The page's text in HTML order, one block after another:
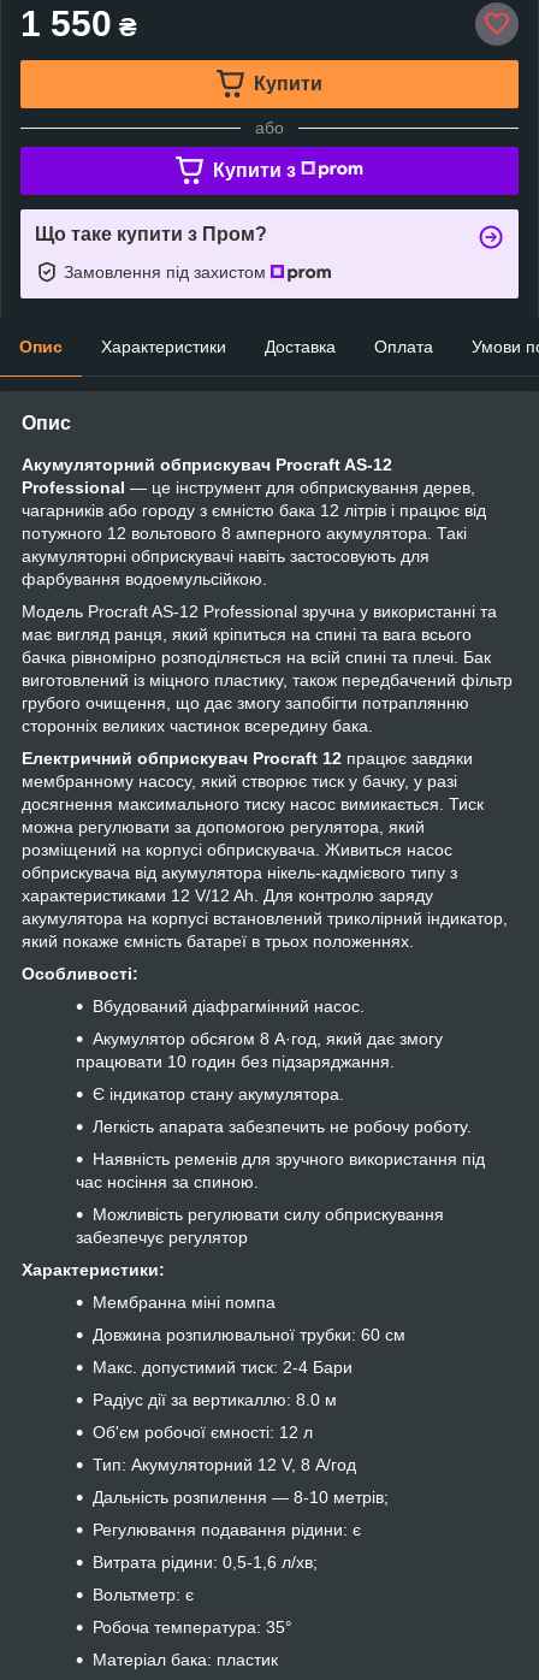
1 550 ₴
Купити
або
Купити з
Що таке купити з Пром?
Замовлення під захистом
Опис Характеристики Доставка Оплата Умови
Опис
Акумуляторний обприскувач Procraft AS-12
Professional — це інструмент для обприскування дерев,
чагарників або городу з ємністю бака 12 літрів і працює від
потужного 12 вольтового 8 амперного акумулятора. Такі
акумуляторні обприскувачі навіть застосовують для
фарбування водоемульсійкою.
Модель Procraft AS-12 Professional зручна у використанні та
має вигляд ранця, який кріпиться на спині та вага всього
бачка рівномірно розподіляється на всій спині та плечі. Бак
виготовлений із міцного пластику, також передбачений фільтр
грубого очищення, що дає змогу запобігти потраплянню
сторонніх великих частинок всередину бака.
Електричний обприскувач Procraft 12 працює завдяки
мембранному насосу, який створює тиск у бачку, у разі
досягнення максимального тиску насос вимикається. Тиск
можна регулювати за допомогою регулятора, який
розміщений на корпусі обприскувача. Живиться насос
обприскувача від акумулятора нікель-кадмієвого типу з
характеристиками 12 V/12 Ah. Для контролю заряду
акумулятора на корпусі встановлений триколірний індикатор,
який покаже ємність батареї в трьох положеннях.
Особливості:
Вбудований діафрагмінний насос.
Акумулятор обсягом 8 А·год, який дає змогу
працювати 10 годин без підзаряджання.
Є індикатор стану акумулятора.
Легкість апарата забезпечить не робочу роботу.
Наявність ременів для зручного використання під
час носіння за спиною.
Можливість регулювати силу обприскування
забезпечує регулятор
Характеристики:
Мембранна міні помпа
Довжина розпилювальної трубки: 60 см
Макс. допустимий тиск: 2-4 Бари
Радіус дії за вертикаллю: 8.0 м
Об'єм робочої ємності: 12 л
Тип: Акумуляторний 12 V, 8 А/год
Дальність розпилення — 8-10 метрів;
Регулювання подавання рідини: є
Витрата рідини: 0,5-1,6 л/хв;
Вольтметр: є
Робоча температура: 35°
Матеріал бака: пластик